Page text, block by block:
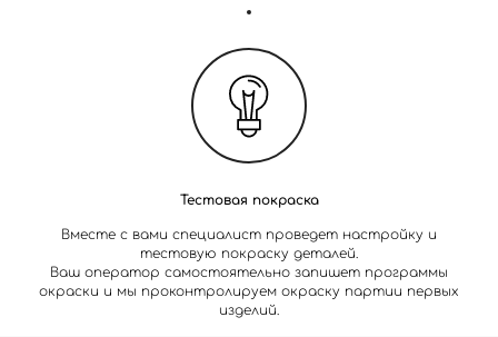
Тестовая покраска
Вместе с вами специалист проведет настройку и
тестовую покраску деталей.
Ваш оператор самостоятельно запишет программы
окраски и мы проконтролируем окраску партии первых
изделий.